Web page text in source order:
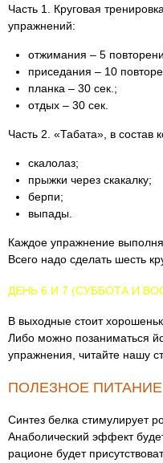
Часть 1. Круговая
упражнений:
отжимания – 5
приседания – 10
планка – 30 сек.;
отдых – 30 сек.
Часть 2. «Табата», в состав
скалолаз;
прыжки через скакалку;
берпи;
выпады.
Каждое упражнение
Всего надо сделать шесть
ДЕНЬ 6 И 7 (СУББОТА И
В выходные стоит
Либо можно позаниматься
упражнения, читайте нашу
ПОЛЕЗНОЕ ПИТАНИЕ
Синтез белка стимулирует
Анаболический эффект
рационе будет